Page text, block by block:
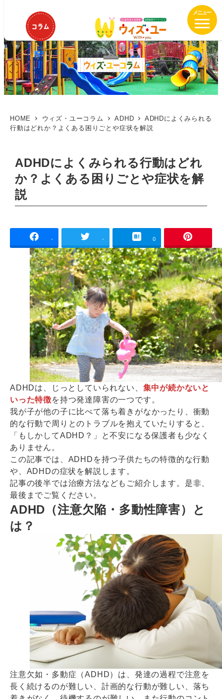
コ
ン
テ
ン
ツ
移
動
HOME ウィズ・ユーコラム ADHD
ADHDによくみられる
行動はどれか？よくある困りごとや症状を解説
ADHDによくみられる行動はどれ
か？よくある困りごとや症状を解
説
- - 0
ADHDは、じっとしていられない、 集中が続かないと
いった特徴を持つ発達障害の一つです。
我が子が他の子に比べて落ち着きがなかったり、衝動
的な行動で周りとのトラブルを抱えていたりすると、
「もしかしてADHD？」と不安になる保護者も少なく
ありません。
この記事では、ADHDを持つ子供たちの特徴的な行動
や、ADHDの症状を解説します。
記事の後半では治療方法などもご紹介します。是非、
最後までご覧ください。
ADHD（注意欠陥・多動性障害）と
は？
注意欠如・多動症（ADHD）は、発達の過程で注意を
長く続けるのが難しい、計画的な行動が難しい、落ち